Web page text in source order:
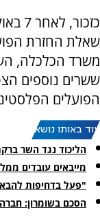
שאלת החזרת
משרד הכלכלה,
ששרים נוספים
הפועלים
עוד באותו נושא:
הליכוד נגד השר
מייבאים עובדים
"פעל בדחיפות
הסכם בשומרון: